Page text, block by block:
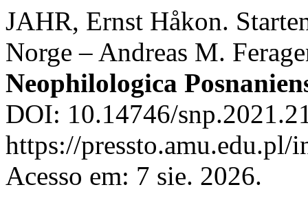
JAHR, Ernst Håkon.
Norge – Andreas M.
Neophilologica
DOI: 10.14746/
https://
Acesso em: 7 sie. 2026.